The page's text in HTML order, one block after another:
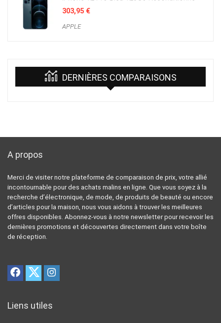
303,95 €
APPLE
DERNIÈRES COMPARAISONS
A propos
Merci de visiter notre plateforme de comparaison de prix, votre allié
incontournable pour des achats malins en ligne. Que vous soyez à la
recherche d’électronique, de mode, de produits de beauté ou encore
d’articles pour la maison, nous vous aidons à trouver les meilleures
offres disponibles. Abonnez-vous à notre newsletter pour recevoir les
dernières promotions et découvertes directement dans votre boîte
de réception.
Liens utiles